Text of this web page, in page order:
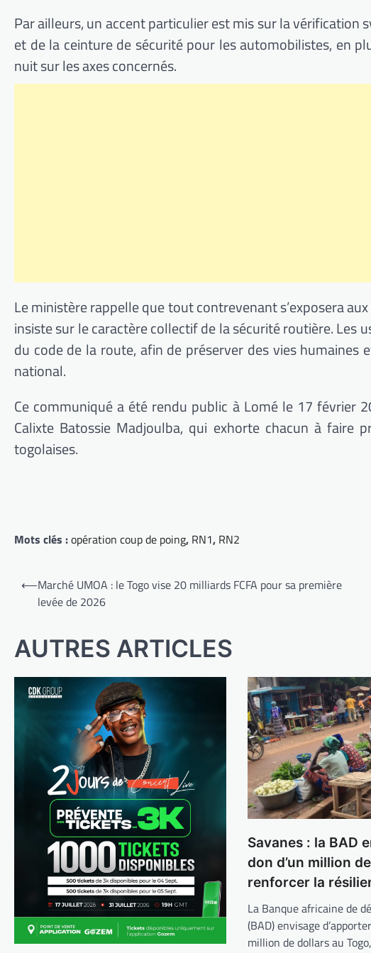
Par ailleurs, un accent particulier est mis sur la
et de la ceinture de sécurité pour les automobilistes, en
nuit sur les axes concernés.
Le ministère rappelle que tout contrevenant s’exposera
insiste sur le caractère collectif de la sécurité routière. Les
du code de la route, afin de préserver des vies humaines
national.
Ce communiqué a été rendu public à Lomé le 17 février
Calixte Batossie Madjoulba, qui exhorte chacun à faire
togolaises.
Mots clés :opération coup de poing, RN1, RN2
Navigation
⟵Marché UMOA : le Togo vise 20 milliards FCFA pour sa première
levée de 2026
AUTRES ARTICLES
Savanes : la BAD
don d’un million
renforcer la
La Banque africaine de
(BAD) envisage
million de dollars au